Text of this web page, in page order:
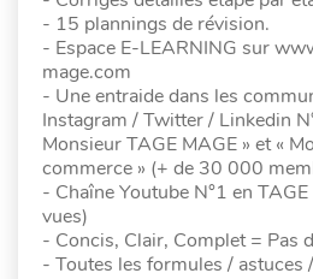
- 15 plannings de révision.
- Espace E-LEARNING sur
mage.com
- Une entraide dans les
Instagram / Twitter / Linkedin
Monsieur TAGE MAGE » et «
commerce » (+ de 30 000
- Chaîne Youtube N°1 en
vues)
- Concis, Clair, Complet = Pas
- Toutes les formules / astuces